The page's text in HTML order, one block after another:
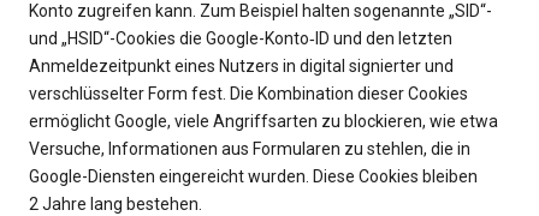
Konto zugreifen kann. Zum Beispiel halten sogenannte „SID“-
und „HSID“-Cookies die Google-Konto‑ID und den letzten
Anmeldezeitpunkt eines Nutzers in digital signierter und
verschlüsselter Form fest. Die Kombination dieser Cookies
ermöglicht Google, viele Angriffsarten zu blockieren, wie etwa
Versuche, Informationen aus Formularen zu stehlen, die in
Google-Diensten eingereicht wurden. Diese Cookies bleiben
2 Jahre lang bestehen.